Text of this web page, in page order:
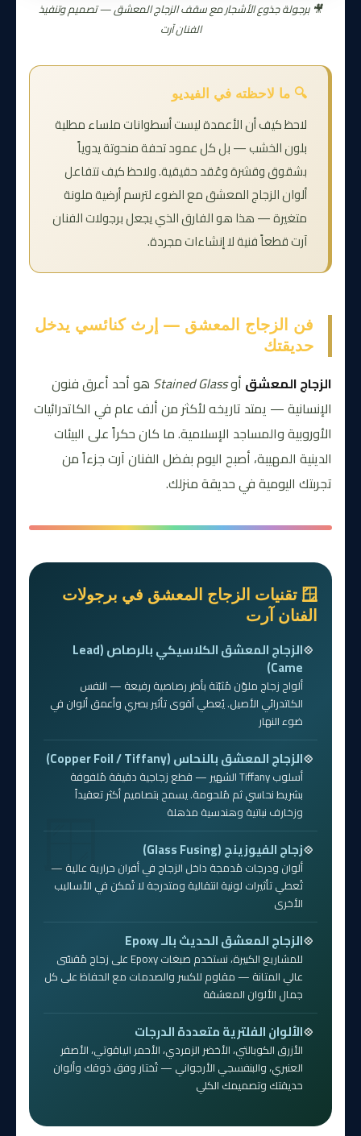
🎥 برجولة جذوع الأشجار مع سقف الزجاج المعشق — تصميم وتنفيذ
الفنان آرت
🔍 ما لاحظته في الفيديو
لاحظ كيف أن الأعمدة ليست أسطوانات ملساء مطلية
بلون الخشب — بل كل عمود تحفة منحوتة يدوياً
بشقوق وقشرة وعُقد حقيقية. ولاحظ كيف تتفاعل
ألوان الزجاج المعشق مع الضوء لترسم أرضية ملونة
متغيرة — هذا هو الفارق الذي يجعل برجولات الفنان
آرت قطعاً فنية لا إنشاءات مجردة.
فن الزجاج المعشق — إرث كنائسي يدخل
حديقتك
الزجاج المعشق أوStained Glass هو أحد أعرق فنون
الإنسانية — يمتد تاريخه لأكثر من ألف عام في الكاتدرائيات
الأوروبية والمساجد الإسلامية. ما كان حكراً على البيئات
الدينية المهيبة، أصبح اليوم بفضل الفنان آرت جزءاً من
تجربتك اليومية في حديقة منزلك.
🪟 تقنيات الزجاج المعشق في برجولات
الفنان آرت
الزجاج المعشق الكلاسيكي بالرصاص (Lead
Came)
ألواح زجاج ملوّن مُثبّتة بأطر رصاصية رفيعة — النفس
الكاتدرائي الأصيل. يُعطي أقوى تأثير بصري وأعمق ألوان في
ضوء النهار
الزجاج المعشق بالنحاس (Copper Foil / Tiffany)
أسلوب Tiffany الشهير — قطع زجاجية دقيقة مُلفوفة
بشريط نحاسي ثم مُلحومة. يسمح بتصاميم أكثر تعقيداً
وزخارف نباتية وهندسية مذهلة
زجاج الفيوزينج (Glass Fusing)
ألوان ودرجات مُدمجة داخل الزجاج في أفران حرارية عالية —
تُعطي تأثيرات لونية انتقالية ومتدرجة لا تُمكن في الأساليب
الأخرى
الزجاج المعشق الحديث بالـ Epoxy
للمشاريع الكبيرة، نستخدم صبغات Epoxy على زجاج مُقسّى
عالي المتانة — مقاوم للكسر والصدمات مع الحفاظ على كل
جمال الألوان المعشقة
الألوان الفلترية متعددة الدرجات
الأزرق الكوبالتي، الأخضر الزمردي، الأحمر الياقوتي، الأصفر
العنبري، والبنفسجي الأرجواني — تُختار وفق ذوقك وألوان
حديقتك وتصميمك الكلي